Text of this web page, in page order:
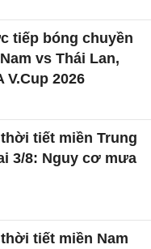
tiếp bóng chuyền
vs Thái Lan,
V.Cup 2026
tiết miền Trung
3/8: Nguy cơ mưa
tiết miền Nam